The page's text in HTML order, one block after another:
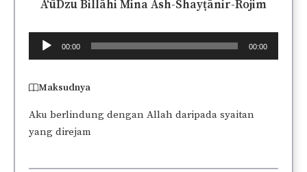
A‘ūDzu Billāhi Mina Ash-Shayṭānir-Rojīm
Audio
Player
00:00 00:00
Maksudnya
Aku berlindung dengan Allah daripada syaitan
yang direjam